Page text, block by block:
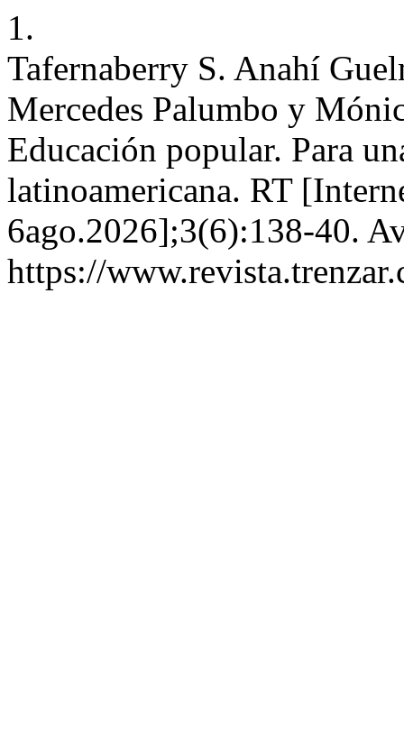
1.
Tafernaberry S. Anahí
Mercedes Palumbo y
Educación popular. Para
latinoamericana. RT
6ago.2026];3(6):138-40.
https://